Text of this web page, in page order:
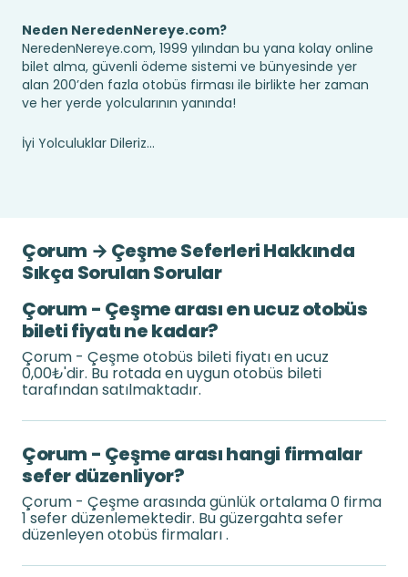
Neden NeredenNereye.com?
NeredenNereye.com, 1999 yılından bu yana kolay online
bilet alma, güvenli ödeme sistemi ve bünyesinde yer
alan 200’den fazla otobüs firması ile birlikte her zaman
ve her yerde yolcularının yanında!
İyi Yolculuklar Dileriz...
Çorum → Çeşme Seferleri Hakkında
Sıkça Sorulan Sorular
Çorum - Çeşme arası en ucuz otobüs
bileti fiyatı ne kadar?
Çorum - Çeşme otobüs bileti fiyatı en ucuz
0,00₺'dir. Bu rotada en uygun otobüs bileti
tarafından satılmaktadır.
Çorum - Çeşme arası hangi firmalar
sefer düzenliyor?
Çorum - Çeşme arasında günlük ortalama 0 firma
1 sefer düzenlemektedir. Bu güzergahta sefer
düzenleyen otobüs firmaları .